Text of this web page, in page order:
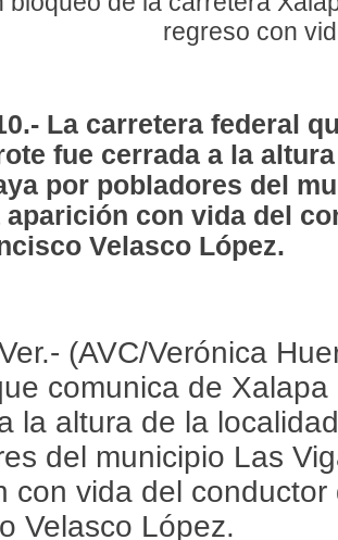
regreso con
La carretera federal
fue cerrada a la
por pobladores del
aparición con vida del
Velasco López.
(AVC/Verónica
comunica de
la altura de la
del municipio Las
con vida del
Velasco López.